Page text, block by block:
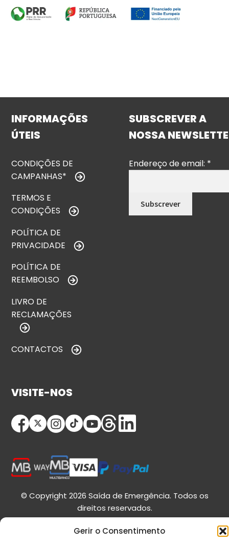
Gerir o Consentimento
INFORMAÇÕES
ÚTEIS
CONDIÇÕES DE
CAMPANHAS*
TERMOS E
CONDIÇÕES
POLÍTICA DE
PRIVACIDADE
POLÍTICA DE
REEMBOLSO
LIVRO DE
RECLAMAÇÕES
CONTACTOS
SUBSCREVER A
NOSSA
Endereço de email: *
VISITE-NOS
© Copyright 2026 Saída de Emergência. Todos os
direitos reservados.